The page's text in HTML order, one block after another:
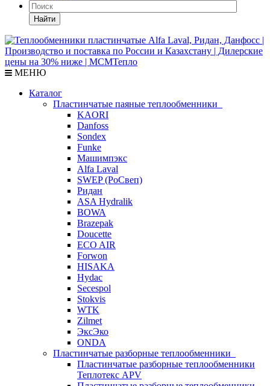
Найти
МЕНЮ
Каталог
Пластинчатые паяные теплообменники
KAORI
Danfoss
Sondex
Funke
Машимпэкс
Alfa Laval
SWEP (РоСвеп)
Ридан
ASA Hydralik
BOWA
Brazepak
Doucette
ECO AIR
Forwon
HISAKA
Hydac
Secespol
Stokvis
WTK
Zilmet
ЭксЭко
ONDA
Пластинчатые разборные теплообменники
Пластинчатые разборные теплообменники
Теплотекс APV